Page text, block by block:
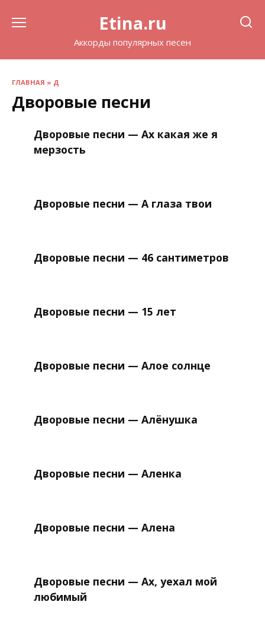
Etina.ru
Аккорды популярных песен
ГЛАВНАЯ » Д
Дворовые песни
Дворовые песни — Ах какая же я
мерзость
Дворовые песни — А глаза твои
Дворовые песни — 46 сантиметров
Дворовые песни — 15 лет
Дворовые песни — Алое солнце
Дворовые песни — Алёнушка
Дворовые песни — Аленка
Дворовые песни — Алена
Дворовые песни — Ах, уехал мой
любимый